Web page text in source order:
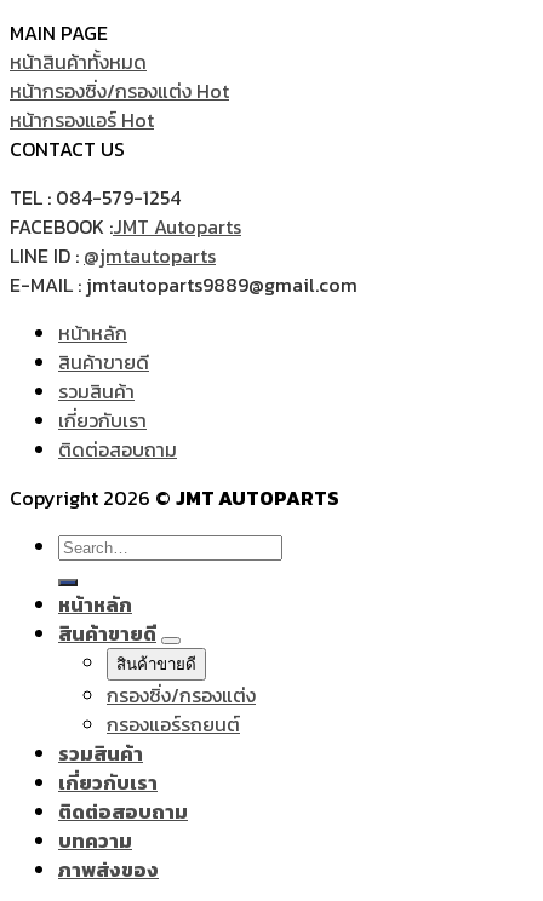
MAIN PAGE
หน้าสินค้าทั้งหมด
หน้ากรองซิ่ง/กรองแต่ง
หน้ากรองแอร์
CONTACT US
TEL : 084-579-1254
FACEBOOK :JMT Autoparts
LINE ID : @jmtautoparts
E-MAIL : jmtautoparts9889@gmail.com
หน้าหลัก
สินค้าขายดี
รวมสินค้า
เกี่ยวกับเรา
ติดต่อสอบถาม
Copyright 2026 © JMT AUTOPARTS
Search
for:
หน้าหลัก
สินค้าขายดี
สินค้าขายดี
กรองซิ่ง/กรองแต่ง
กรองแอร์รถยนต์
รวมสินค้า
เกี่ยวกับเรา
ติดต่อสอบถาม
บทความ
ภาพส่งของ